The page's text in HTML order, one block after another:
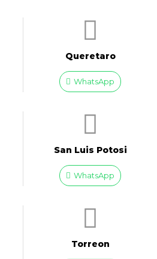
Queretaro
WhatsApp
San Luis Potosi
WhatsApp
Torreon